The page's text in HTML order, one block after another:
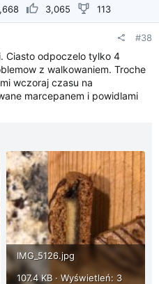
3,065 113
#38
Ciasto odpoczelo tylko 4
z walkowaniem. Troche
wczoraj czasu na
marcepanem i powidlami
IMG_5126.jpg
107.4 KB · Wyświetleń: 3